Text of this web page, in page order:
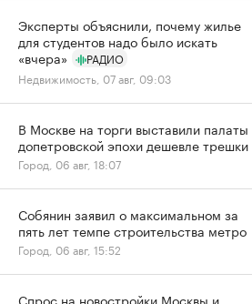
Эксперты объяснили, почему жилье
для студентов надо было искать
«вчера»
РАДИО
Недвижимость, 07 авг, 09:03
В Москве на торги выставили палаты
допетровской эпохи дешевле трешки
Город, 06 авг, 18:07
Собянин заявил о максимальном за
пять лет темпе строительства метро
Город, 06 авг, 15:52
Спрос на новостройки Москвы и